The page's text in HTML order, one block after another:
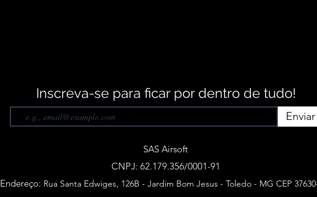
Inscreva-se para ficar por dentro de tudo!
Enviar
SAS Airsoft
CNPJ: 62.179.356/0001-91
Endereço: Rua Santa Edwiges, 126B - Jardim Bom Jesus - Toledo - MG CEP